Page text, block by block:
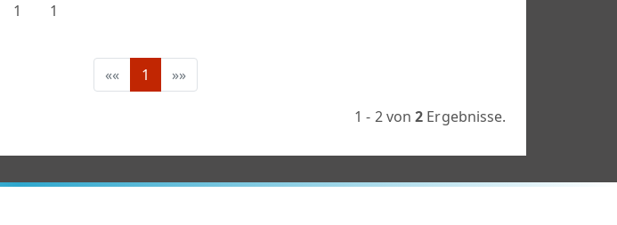
1
1
«« 1 »»
1 - 2 von2 Ergebnisse.